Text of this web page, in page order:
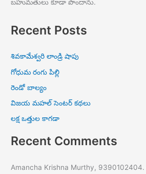
బహుమతులు కూడా పొందాను.
Recent Posts
శివకామేశ్వరి లాండ్రి షాపు
గోధుమ రంగు పిల్లి
రెండో బాల్యం
విజయ మహల్ సెంటర్ కథలు
లక్ష ఒత్తుల కాగడా
Recent Comments
Amancha Krishna Murthy, 9390102404.